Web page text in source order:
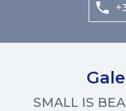
SMALL IS